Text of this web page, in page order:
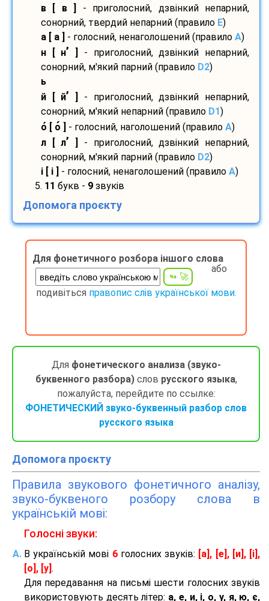
в [ в ]
- приголосний, дзвінкий непарний,
сонорний, твердий непарний (правило E)
а [ а ]
- голосний, ненаголошений (правило A)
н [ н’
- приголосний, дзвінкий непарний,
сонорний, м'який парний (правило D2)
ь
й [ й’
- приголосний, дзвінкий непарний,
сонорний, м'який непарний (правило D1)
о [ о - голосний, наголошений (правило A)
л [ л’
- приголосний, дзвінкий непарний,
сонорний, м'який парний (правило D2)
і [ і ]
- голосний, ненаголошений (правило A)
5. 11 букв - 9 звуків
Допомога проєкту
Для фонетичного розбора іншого слова
або
подивіться правопис слів української мови.
Для фонетического анализа (звуко-
буквенного разбора)слов русского языка,
пожалуйста, перейдите по ссылке:
ФОНЕТИЧЕСКИЙ звуко-буквенный разбор слов
русского языка
Допомога проєкту
Правила звукового фонетичного аналізу,
звуко-буквеного розбору слова в
українській мові:
Голосні звуки:
В українській мові 6голосних звуків:
[а], [е], [и], [і],
[о], [у] .
Для передавання на письмі шести голосних звуків
використовують десять літер: а, е, и, і, о, у, я, ю, є,